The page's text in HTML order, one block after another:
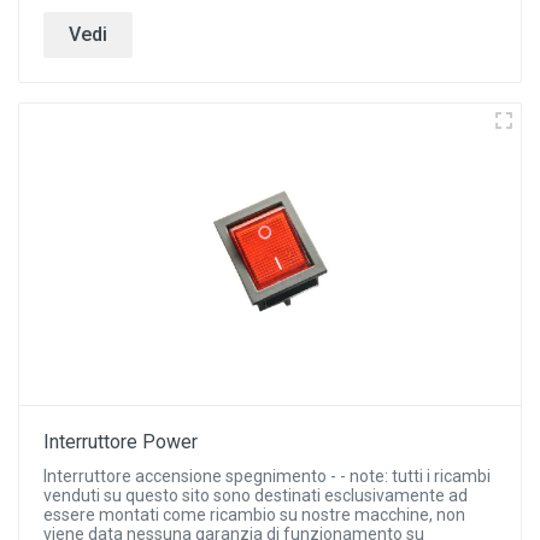
Vedi
Interruttore Power
Interruttore accensione spegnimento - - note: tutti i ricambi
venduti su questo sito sono destinati esclusivamente ad
essere montati come ricambio su nostre macchine, non
viene data nessuna garanzia di funzionamento su